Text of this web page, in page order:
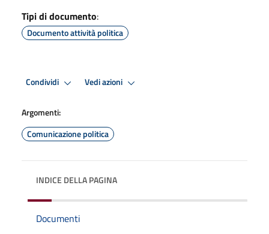
Tipi di documento:
Documento attività politica
Condividi Vedi azioni
Argomenti:
Comunicazione politica
INDICE DELLA PAGINA
Documenti